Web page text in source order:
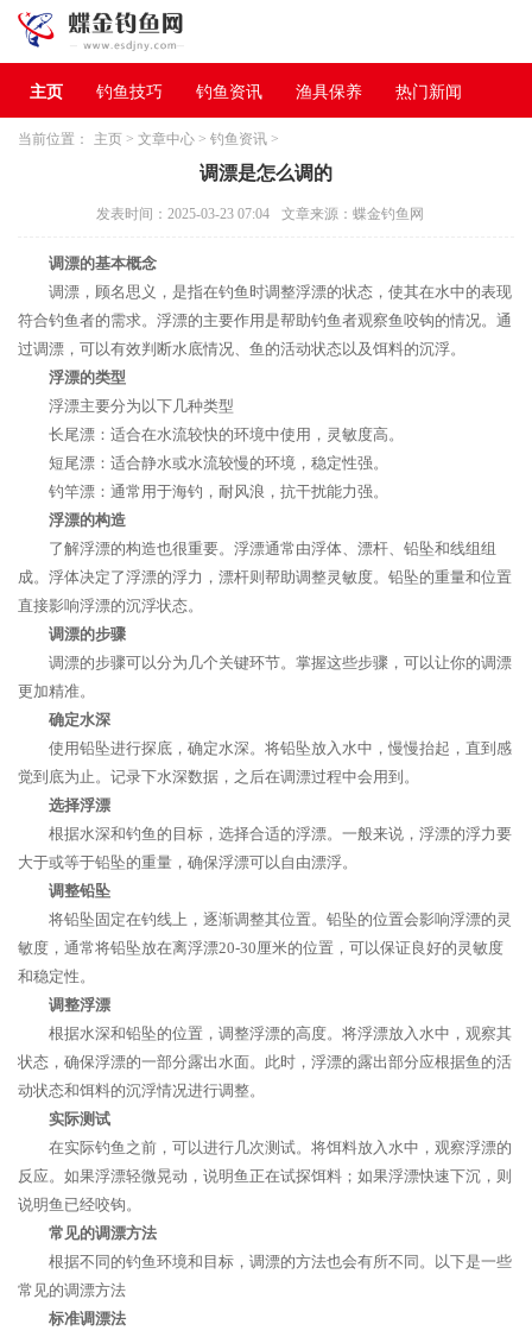
主页 钓鱼技巧 钓鱼资讯 渔具保养 热门新闻
当前位置： 主页 > 文章中心 > 钓鱼资讯 >
调漂是怎么调的
发表时间：2025-03-23 07:04 文章来源：蝶金钓鱼网
调漂的基本概念
调漂，顾名思义，是指在钓鱼时调整浮漂的状态，使其在水中的表现
符合钓鱼者的需求。浮漂的主要作用是帮助钓鱼者观察鱼咬钩的情况。通
过调漂，可以有效判断水底情况、鱼的活动状态以及饵料的沉浮。
浮漂的类型
浮漂主要分为以下几种类型
长尾漂：适合在水流较快的环境中使用，灵敏度高。
短尾漂：适合静水或水流较慢的环境，稳定性强。
钓竿漂：通常用于海钓，耐风浪，抗干扰能力强。
浮漂的构造
了解浮漂的构造也很重要。浮漂通常由浮体、漂杆、铅坠和线组组
成。浮体决定了浮漂的浮力，漂杆则帮助调整灵敏度。铅坠的重量和位置
直接影响浮漂的沉浮状态。
调漂的步骤
调漂的步骤可以分为几个关键环节。掌握这些步骤，可以让你的调漂
更加精准。
确定水深
使用铅坠进行探底，确定水深。将铅坠放入水中，慢慢抬起，直到感
觉到底为止。记录下水深数据，之后在调漂过程中会用到。
选择浮漂
根据水深和钓鱼的目标，选择合适的浮漂。一般来说，浮漂的浮力要
大于或等于铅坠的重量，确保浮漂可以自由漂浮。
调整铅坠
将铅坠固定在钓线上，逐渐调整其位置。铅坠的位置会影响浮漂的灵
敏度，通常将铅坠放在离浮漂20-30厘米的位置，可以保证良好的灵敏度
和稳定性。
调整浮漂
根据水深和铅坠的位置，调整浮漂的高度。将浮漂放入水中，观察其
状态，确保浮漂的一部分露出水面。此时，浮漂的露出部分应根据鱼的活
动状态和饵料的沉浮情况进行调整。
实际测试
在实际钓鱼之前，可以进行几次测试。将饵料放入水中，观察浮漂的
反应。如果浮漂轻微晃动，说明鱼正在试探饵料；如果浮漂快速下沉，则
说明鱼已经咬钩。
常见的调漂方法
根据不同的钓鱼环境和目标，调漂的方法也会有所不同。以下是一些
常见的调漂方法
标准调漂法